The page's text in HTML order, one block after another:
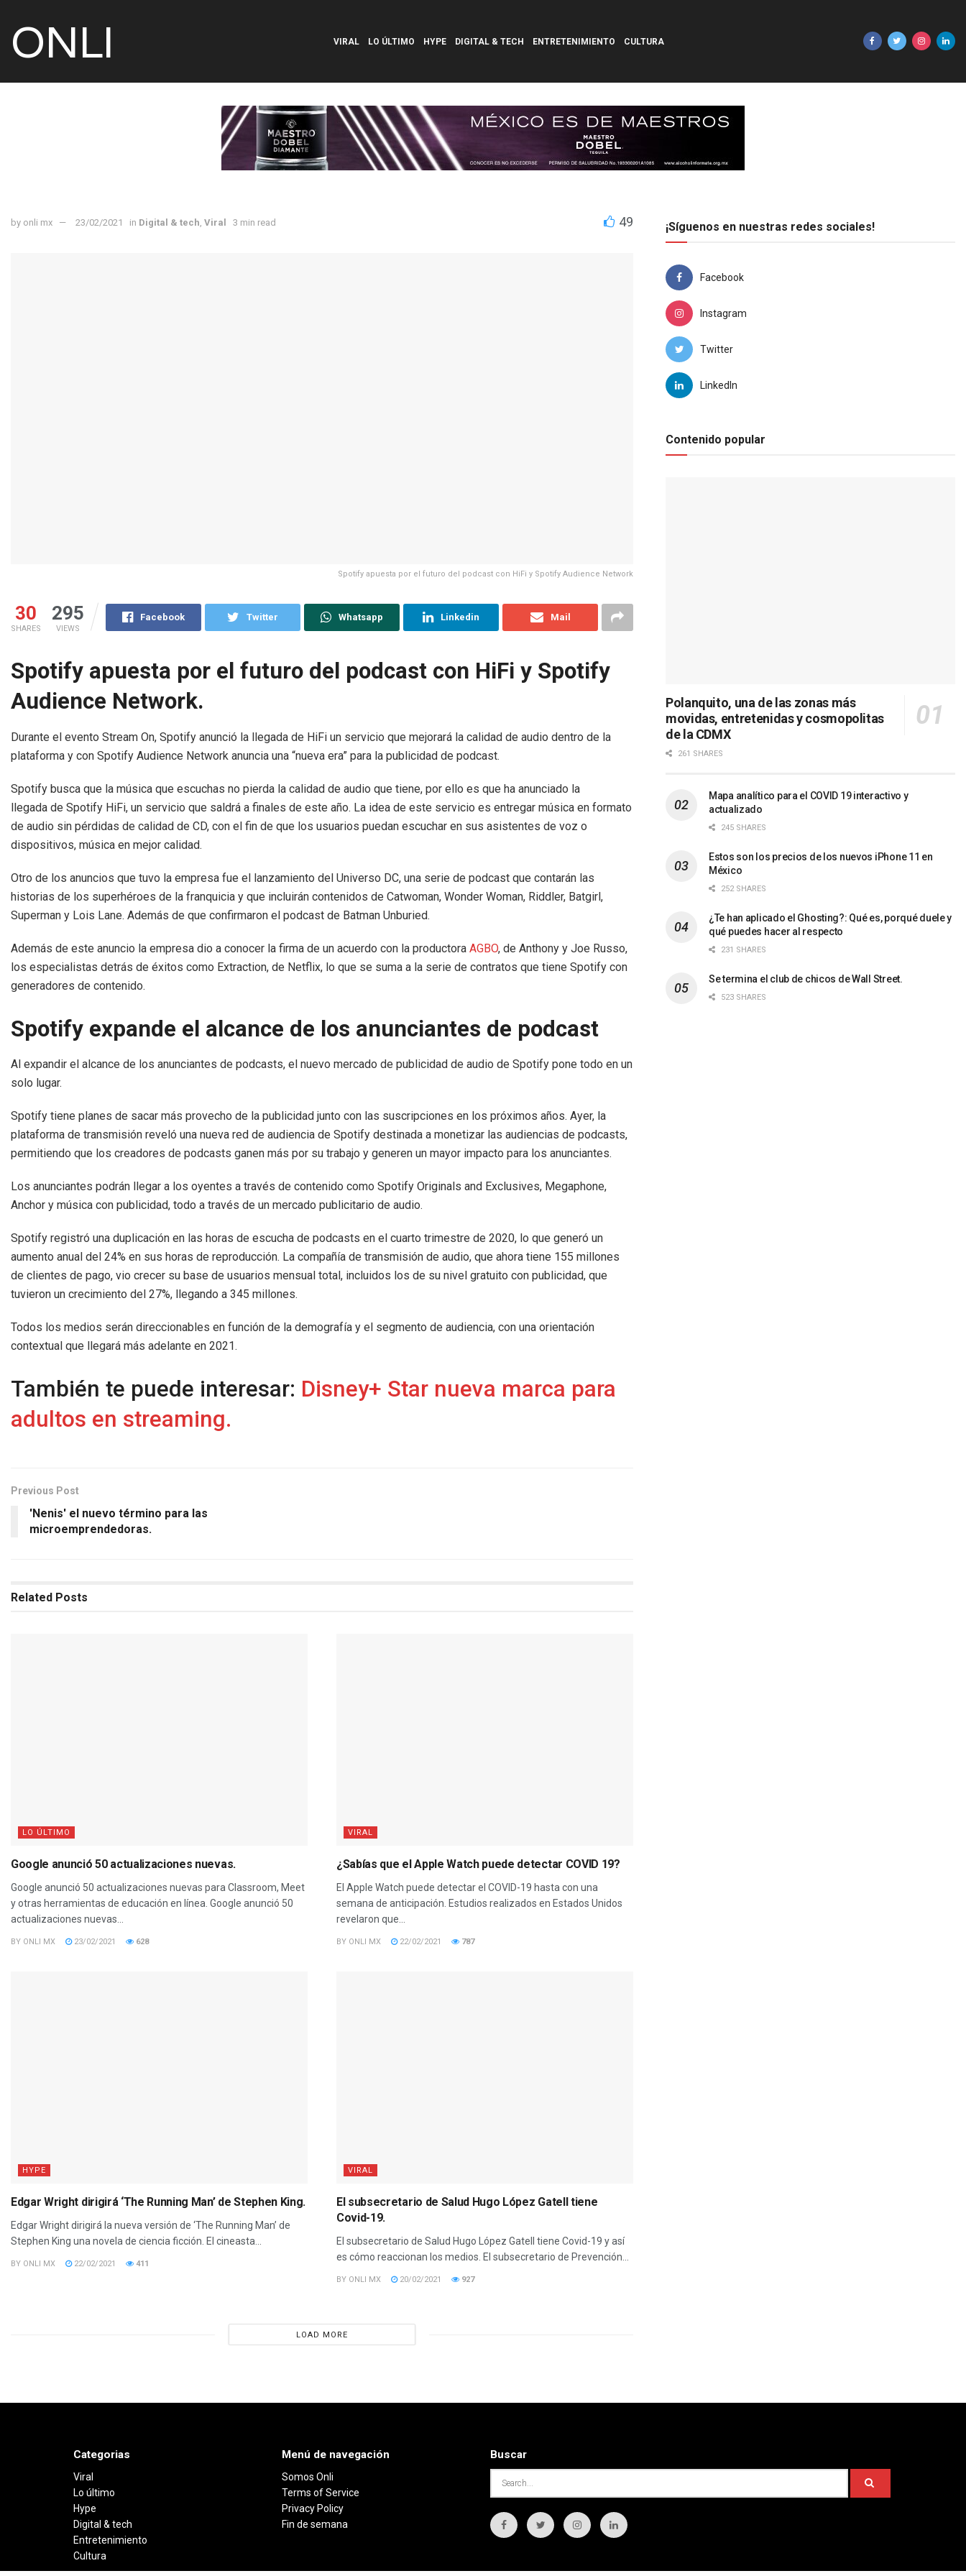
ONLI VIRAL LO ÚLTIMO HYPE DIGITAL & TECH ENTRETENIMIENTO CULTURA
by onli mx 23/02/2021 in Digital & tech, Viral 3 min read 49
Spotify apuesta por el futuro del podcast con HiFi y Spotify Audience Network
30
SHARES
295
VIEWS
Facebook Twitter Whatsapp Linkedin Mail
Spotify apuesta por el futuro del podcast con HiFi y Spotify
Audience Network.
Durante el evento Stream On, Spotify anunció la llegada de HiFi un servicio que mejorará la calidad de audio dentro de la
plataforma y con Spotify Audience Network anuncia una “nueva era” para la publicidad de podcast.
Spotify busca que la música que escuchas no pierda la calidad de audio que tiene, por ello es que ha anunciado la
llegada de Spotify HiFi, un servicio que saldrá a finales de este año. La idea de este servicio es entregar música en formato
de audio sin pérdidas de calidad de CD, con el fin de que los usuarios puedan escuchar en sus asistentes de voz o
dispositivos, música en mejor calidad.
Otro de los anuncios que tuvo la empresa fue el lanzamiento del Universo DC, una serie de podcast que contarán las
historias de los superhéroes de la franquicia y que incluirán contenidos de Catwoman, Wonder Woman, Riddler, Batgirl,
Superman y Lois Lane. Además de que confirmaron el podcast de Batman Unburied.
Además de este anuncio la empresa dio a conocer la firma de un acuerdo con la productora AGBO, de Anthony y Joe Russo,
los especialistas detrás de éxitos como Extraction, de Netflix, lo que se suma a la serie de contratos que tiene Spotify con
generadores de contenido.
Spotify expande el alcance de los anunciantes de podcast
Al expandir el alcance de los anunciantes de podcasts, el nuevo mercado de publicidad de audio de Spotify pone todo en un
solo lugar.
Spotify tiene planes de sacar más provecho de la publicidad junto con las suscripciones en los próximos años. Ayer, la
plataforma de transmisión reveló una nueva red de audiencia de Spotify destinada a monetizar las audiencias de podcasts,
permitiendo que los creadores de podcasts ganen más por su trabajo y generen un mayor impacto para los anunciantes.
Los anunciantes podrán llegar a los oyentes a través de contenido como Spotify Originals and Exclusives, Megaphone,
Anchor y música con publicidad, todo a través de un mercado publicitario de audio.
Spotify registró una duplicación en las horas de escucha de podcasts en el cuarto trimestre de 2020, lo que generó un
aumento anual del 24% en sus horas de reproducción. La compañía de transmisión de audio, que ahora tiene 155 millones
de clientes de pago, vio crecer su base de usuarios mensual total, incluidos los de su nivel gratuito con publicidad, que
tuvieron un crecimiento del 27%, llegando a 345 millones.
Todos los medios serán direccionables en función de la demografía y el segmento de audiencia, con una orientación
contextual que llegará más adelante en 2021.
También te puede interesar: Disney+ Star nueva marca para
adultos en streaming.
Previous Post
'Nenis' el nuevo término para las
microemprendedoras.
Related Posts
LO ÚLTIMO
Google anunció 50 actualizaciones nuevas.
Google anunció 50 actualizaciones nuevas para Classroom, Meet
y otras herramientas de educación en línea. Google anunció 50
actualizaciones nuevas...
BY ONLI MX 23/02/2021 628
VIRAL
¿Sabías que el Apple Watch puede detectar COVID 19?
El Apple Watch puede detectar el COVID-19 hasta con una
semana de anticipación. Estudios realizados en Estados Unidos
revelaron que...
BY ONLI MX 22/02/2021 787
HYPE
Edgar Wright dirigirá ‘The Running Man’ de Stephen King.
Edgar Wright dirigirá la nueva versión de ‘The Running Man’ de
Stephen King una novela de ciencia ficción. El cineasta...
BY ONLI MX 22/02/2021 411
VIRAL
El subsecretario de Salud Hugo López Gatell tiene
Covid-19.
El subsecretario de Salud Hugo López Gatell tiene Covid-19 y así
es cómo reaccionan los medios. El subsecretario de Prevención...
BY ONLI MX 20/02/2021 927
LOAD MORE
¡Síguenos en nuestras redes sociales!
Facebook
Instagram
Twitter
LinkedIn
Contenido popular
Polanquito, una de las zonas más
movidas, entretenidas y cosmopolitas
de la CDMX
261 SHARES
Mapa analítico para el COVID 19 interactivo y
actualizado
245 SHARES
Estos son los precios de los nuevos iPhone 11 en
México
252 SHARES
¿Te han aplicado el Ghosting?: Qué es, porqué duele y
qué puedes hacer al respecto
231 SHARES
Se termina el club de chicos de Wall Street.
523 SHARES
Categorias
Viral
Lo último
Hype
Digital & tech
Entretenimiento
Cultura
Menú de navegación
Somos Onli
Terms of Service
Privacy Policy
Fin de semana
Buscar